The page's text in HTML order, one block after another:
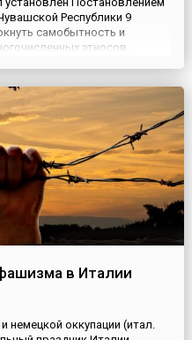
Республики 9
самобытность и
этносов,
в Италии
оккупации (итал.